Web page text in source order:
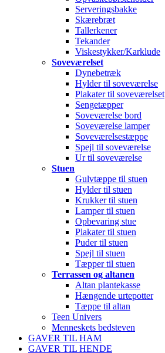
Serveringsbakke
Skærebræt
Tallerkener
Tekander
Viskestykker/Karklude
Soveværelset
Dynebetræk
Hylder til soveværelse
Plakater til soveværelset
Sengetæpper
Soveværelse bord
Soveværelse lamper
Soveværelsestæppe
Spejl til soveværelse
Ur til soveværelse
Stuen
Gulvtæppe til stuen
Hylder til stuen
Krukker til stuen
Lamper til stuen
Opbevaring stue
Plakater til stuen
Puder til stuen
Spejl til stuen
Tæpper til stuen
Terrassen og altanen
Altan plantekasse
Hængende urtepotter
Tæppe til altan
Teen Univers
Menneskets bedsteven
GAVER TIL HAM
GAVER TIL HENDE